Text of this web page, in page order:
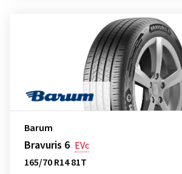
Barum
Bravuris 6 EVc
165/70 R14 81T